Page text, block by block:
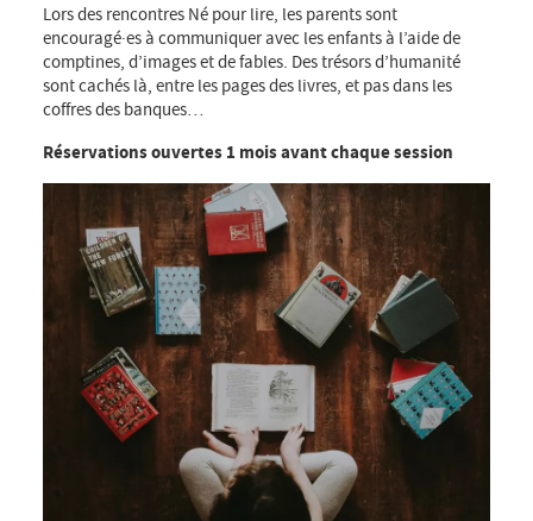
Lors des rencontres Né pour lire, les parents sont
encouragé·es à communiquer avec les enfants à l’aide de
comptines, d’images et de fables. Des trésors d’humanité
sont cachés là, entre les pages des livres, et pas dans les
coffres des banques…
Réservations ouvertes 1 mois avant chaque session